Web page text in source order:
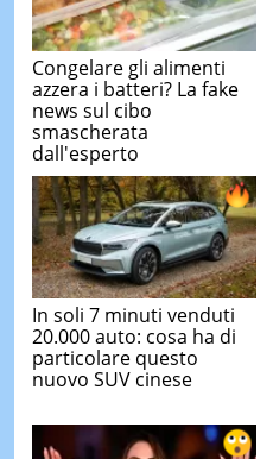
Congelare gli alimenti
azzera i batteri? La fake
news sul cibo
smascherata
dall'esperto
In soli 7 minuti venduti
20.000 auto: cosa ha di
particolare questo
nuovo SUV cinese